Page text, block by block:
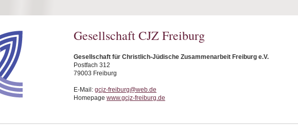
Gesellschaft CJZ Freiburg
Gesellschaft für Christlich-Jüdische Zusammenarbeit Freiburg e.V.
Postfach 312
79003 Freiburg
E-Mail: gcjz-freiburg@web.de
Homepage www.gcjz-freiburg.de